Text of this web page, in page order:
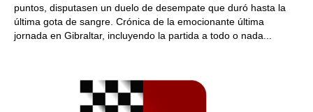
puntos, disputasen un duelo de desempate que duró hasta la
última gota de sangre. Crónica de la emocionante última
jornada en Gibraltar, incluyendo la partida a todo o nada...